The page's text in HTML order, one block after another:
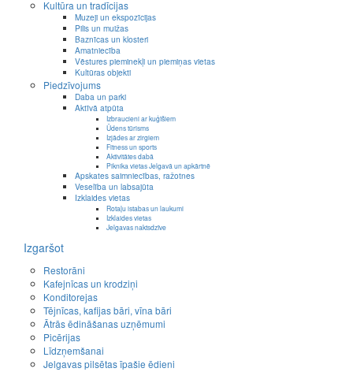
Kultūra un tradīcijas
Muzeji un ekspozīcijas
Pilis un muižas
Baznīcas un klosteri
Amatniecība
Vēstures pieminekļi un piemiņas vietas
Kultūras objekti
Piedzīvojums
Daba un parki
Aktīvā atpūta
Izbraucieni ar kuģīšiem
Ūdens tūrisms
Izjādes ar zirgiem
Fitness un sports
Aktivitātes dabā
Piknika vietas Jelgavā un apkārtnē
Apskates saimniecības, ražotnes
Veselība un labsajūta
Izklaides vietas
Rotaļu istabas un laukumi
Izklaides vietas
Jelgavas naktsdzīve
Izgaršot
Restorāni
Kafejnīcas un krodziņi
Konditorejas
Tējnīcas, kafijas bāri, vīna bāri
Ātrās ēdināšanas uzņēmumi
Picērijas
Līdzņemšanai
Jelgavas pilsētas īpašie ēdieni